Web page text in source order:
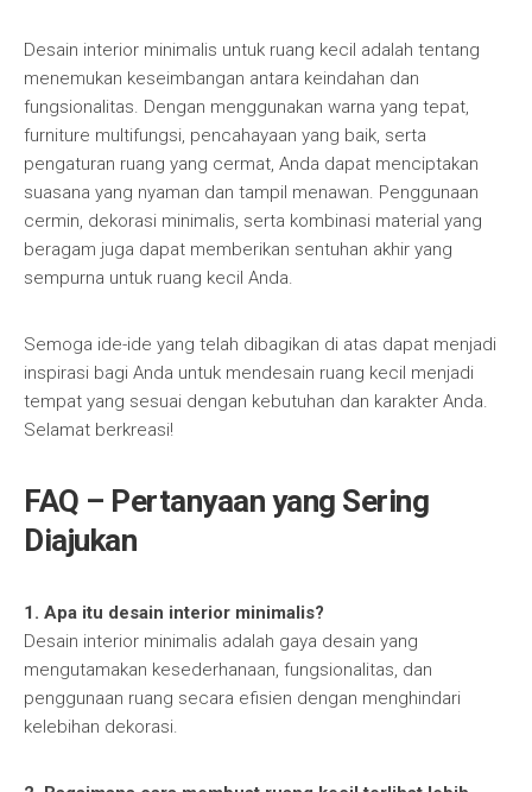
Desain interior minimalis untuk ruang kecil adalah tentang
menemukan keseimbangan antara keindahan dan
fungsionalitas. Dengan menggunakan warna yang tepat,
furniture multifungsi, pencahayaan yang baik, serta
pengaturan ruang yang cermat, Anda dapat menciptakan
suasana yang nyaman dan tampil menawan. Penggunaan
cermin, dekorasi minimalis, serta kombinasi material yang
beragam juga dapat memberikan sentuhan akhir yang
sempurna untuk ruang kecil Anda.
Semoga ide-ide yang telah dibagikan di atas dapat menjadi
inspirasi bagi Anda untuk mendesain ruang kecil menjadi
tempat yang sesuai dengan kebutuhan dan karakter Anda.
Selamat berkreasi!
FAQ – Pertanyaan yang Sering
Diajukan
1. Apa itu desain interior minimalis?
Desain interior minimalis adalah gaya desain yang
mengutamakan kesederhanaan, fungsionalitas, dan
penggunaan ruang secara efisien dengan menghindari
kelebihan dekorasi.